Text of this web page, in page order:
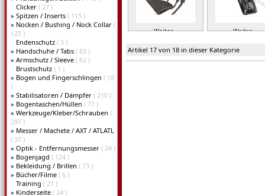
Clicker ( 27 )
» Spitzen / Inserts ( 115 )
» Nocken / Bushing / Nock Collar (
125 )
Endenschutz ( 3 )
» Handschuhe / Tabs ( 83 )
» Armschutz / Sleeve ( 62 )
Brustschutz ( 1 )
» Bogen und Fingerschlingen ( 18
)
» Stabilisatoren / Dämpfer ( 210 )
» Bogentaschen/Hüllen ( 77 )
» Werkzeuge/Kleber/Schrauben (
297 )
» Messer / Machete / AXT / ATLATL
( 37 )
» Optik - Entfernungsmesser ( 24 )
» Bogenjagd ( 124 )
» Bekleidung / Brillen ( 73 )
» Bücher/Filme ( 6 )
Training ( 21 )
» Kinderseite ( 24 )
Weiter » Weiter »
Artikel 17 von 18 in dieser Kategorie